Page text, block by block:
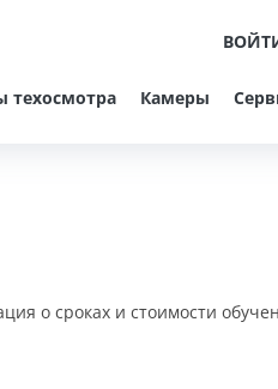
техосмотра Камеры
о сроках и стоимости